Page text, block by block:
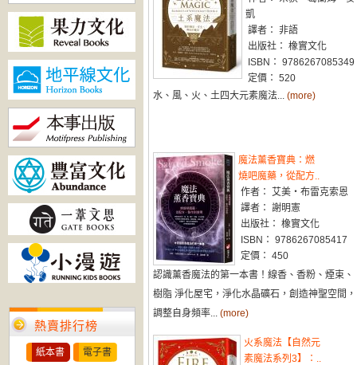
熱賣排行榜
紙本書 電子書
凱
譯者： 非語
出版社： 橡實文化
ISBN： 9786267085349
定價： 520
水、風、火、土四大元素魔法... (more)
魔法薰香寶典：燃
燒吧魔藥，從配方..
作者： 艾美‧布雷克索恩
譯者： 謝明憲
出版社： 橡實文化
ISBN： 9786267085417
定價： 450
認識薰香魔法的第一本書！線香、香粉、煙束、
樹脂 淨化屋宅，淨化水晶礦石，創造神聖空間，
調整自身頻率... (more)
火系魔法【自然元
素魔法系列3】：..